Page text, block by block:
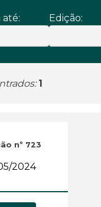
até: Edição:
1
nº 723
2024